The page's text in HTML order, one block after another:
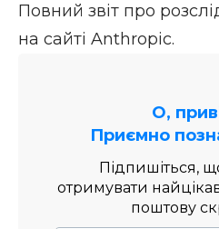
Повний звіт про
на сайті Anthropic.
О,
Приємно
Підпишіться,
отримувати
поштову